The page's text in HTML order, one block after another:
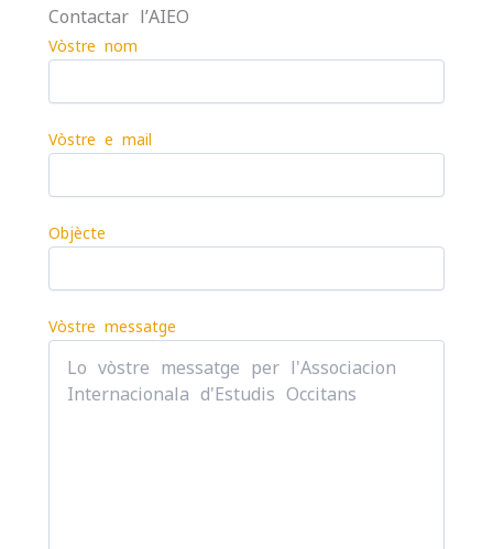
Contactar l’AIEO
Vòstre nom
Vòstre e-mail
Objècte
Vòstre messatge